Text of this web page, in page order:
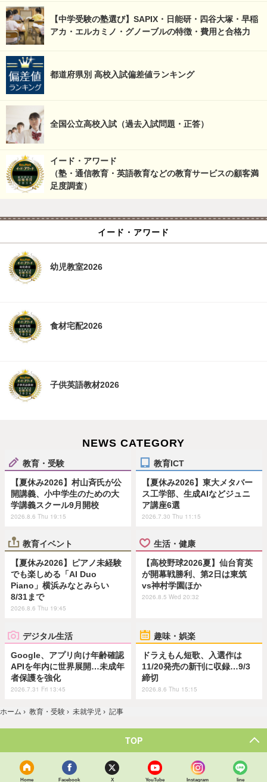
【中学受験の塾選び】SAPIX・日能研・四谷大塚・早稲
アカ・エルカミノ・グノーブルの特徴・費用と合格力
都道府県別 高校入試偏差値ランキング
全国公立高校入試（過去入試問題・正答）
イード・アワード
（塾・通信教育・英語教育などの教育サービスの顧客満
足度調査）
イード・アワード
幼児教室2026
食材宅配2026
子供英語教材2026
NEWS CATEGORY
教育・受験
【夏休み2026】村山斉氏が公
開講義、小中学生のための大
学講義スクール9月開校
2026.8.6 Thu 19:15
教育ICT
【夏休み2026】東大メタバー
ス工学部、生成AIなどジュニ
ア講座6選
2026.7.30 Thu 11:15
教育イベント
【夏休み2026】ピアノ未経験
でも楽しめる「AI Duo
Piano」横浜みなとみらい
8/31まで
2026.8.6 Thu 19:45
生活・健康
【高校野球2026夏】仙台育英
が開幕戦勝利、第2日は東筑
vs神村学園ほか
2026.8.5 Wed 20:32
デジタル生活
Google、アプリ向け年齢確認
APIを年内に世界展開…未成年
者保護を強化
2026.7.31 Fri 13:45
趣味・娯楽
ドラえもん短歌、入選作は
11/20発売の新刊に収録…9/3
締切
2026.8.6 Thu 15:15
ホーム › 教育・受験 › 未就学児 › 記事
TOP
Home Facebook X YouTube Instagram line